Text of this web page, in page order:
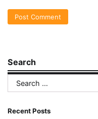
Search
Search
for:
Recent Posts